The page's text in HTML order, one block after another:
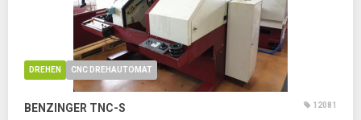
DREHEN CNC DREHAUTOMAT
BENZINGER TNC-S 12081